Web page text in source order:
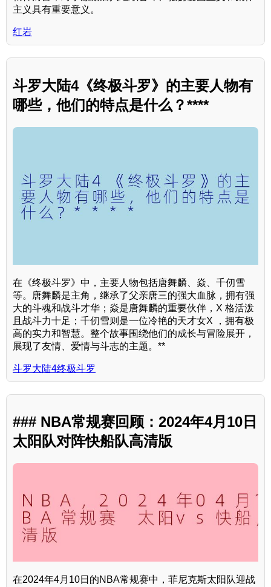
主义具有重要意义。
红岩
斗罗大陆4《终极斗罗》的主要人物有
哪些，他们的特点是什么？****
在《终极斗罗》中，主要人物包括唐舞麟、焱、千仞雪
等。唐舞麟是主角，继承了父亲唐三的强大血脉，拥有强
大的斗魂和战斗才华；焱是唐舞麟的重要伙伴，X 格活泼
且战斗力十足；千仞雪则是一位冷艳的天才女X ，拥有极
高的实力和智慧。整个故事围绕他们的成长与冒险展开，
展现了友情、爱情与斗志的主题。**
斗罗大陆4终极斗罗
### NBA常规赛回顾：2024年4月10日
太阳队对阵快船队高清版
在2024年4月10日的NBA常规赛中，菲尼克斯太阳队迎战